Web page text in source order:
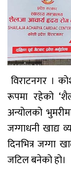
विराटनगर ।
रूपमा रहेको
अन्योलको
जग्गाधनी खाद्य
दिनभित्र जग्गा
जटिल बनेको हो।